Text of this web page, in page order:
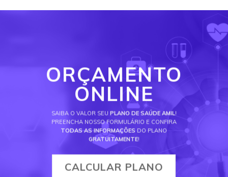
ORÇAMENTO
ONLINE
SAIBA O VALOR SEU PLANO DE SAÚDE AMIL!
PREENCHA NOSSO FORMULÁRIO E CONFIRA
TODAS AS INFORMAÇÕES DO PLANO
GRATUITAMENTE!
CALCULAR PLANO